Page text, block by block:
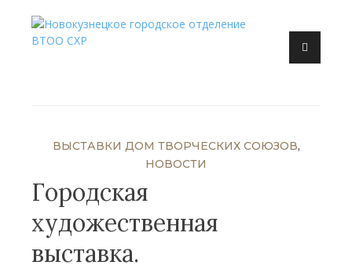
Перейти
ВЫСТАВКИ ДОМ ТВОРЧЕСКИХ СОЮЗОВ,
НОВОСТИ
Городская
художественная
выставка.